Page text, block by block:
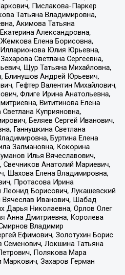
Пислакова-Паркер
Татьяна Владимировна,
Акимова Татьяна
Александровна,
Елена Борисовна,
Юлия Юрьевна,
Светлана Сергеевна,
Щур Татьяна Михайловна,
Блинушов Андрей Юрьевич,
Гефтер Валентин Михайлович,
Флиге Ирина Анатольевна,
Вититинова Елена
Куприяновна,
Беляев Сергей Иванович,
Ганнушкина Светлана
Буртина Елена
Залмановна, Кокорина
Илья Вячеславович,
Анатолий Мариевич,
Шахова Елена Владимировна,
Протасова Ирина
Леонид Борисович, Лукашевский
Вячеслав Иванович, Шабад
Дарья Николаевна, Орлов Олег
Анна Дмитриевна, Королева
Владимир
Ефимович, Золотухин Борис
Семенович, Локшина Татьяна
Полякова Мара
Захаров Герман